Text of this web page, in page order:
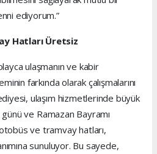
ediyorum.”
Hatları Üretsiz
ulaşmanın ve kabir
farkında olarak çalışmalarını
ulaşım hizmetlerinde büyük
ve Ramazan Bayramı
ve tramvay hatları,
sunuluyor. Bu sayede,